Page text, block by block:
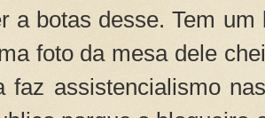
a botas desse. Tem
foto da mesa dele
faz assistencialismo